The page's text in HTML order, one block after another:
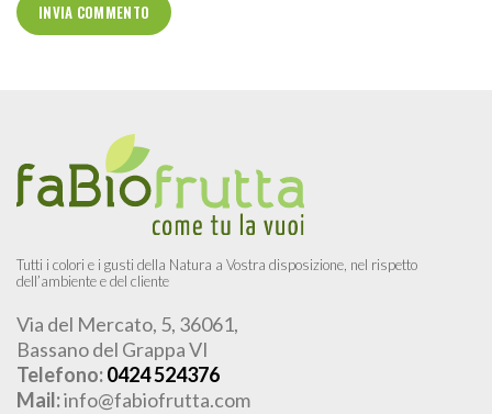
Tutti i colori e i gusti della Natura a Vostra disposizione, nel rispetto
dell’ambiente e del cliente
Via del Mercato, 5, 36061,
Bassano del Grappa VI
Telefono:0424 524376
Mail:info@fabiofrutta.com